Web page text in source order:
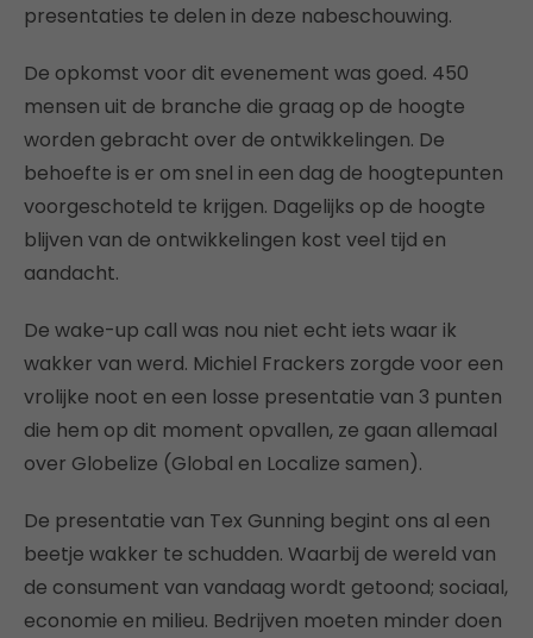
presentaties te delen in deze nabeschouwing.
De opkomst voor dit evenement was goed. 450
mensen uit de branche die graag op de hoogte
worden gebracht over de ontwikkelingen. De
behoefte is er om snel in een dag de hoogtepunten
voorgeschoteld te krijgen. Dagelijks op de hoogte
blijven van de ontwikkelingen kost veel tijd en
aandacht.
De wake-up call was nou niet echt iets waar ik
wakker van werd. Michiel Frackers zorgde voor een
vrolijke noot en een losse presentatie van 3 punten
die hem op dit moment opvallen, ze gaan allemaal
over Globelize (Global en Localize samen).
De presentatie van Tex Gunning begint ons al een
beetje wakker te schudden. Waarbij de wereld van
de consument van vandaag wordt getoond; sociaal,
economie en milieu. Bedrijven moeten minder doen